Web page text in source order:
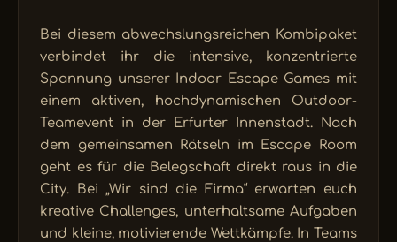
Bei diesem abwechslungsreichen Kombipaket
verbindet ihr die intensive, konzentrierte
Spannung unserer Indoor Escape Games mit
einem aktiven, hochdynamischen Outdoor-
Teamevent in der Erfurter Innenstadt. Nach
dem gemeinsamen Rätseln im Escape Room
geht es für die Belegschaft direkt raus in die
City. Bei „Wir sind die Firma“ erwarten euch
kreative Challenges, unterhaltsame Aufgaben
und kleine, motivierende Wettkämpfe. In Teams